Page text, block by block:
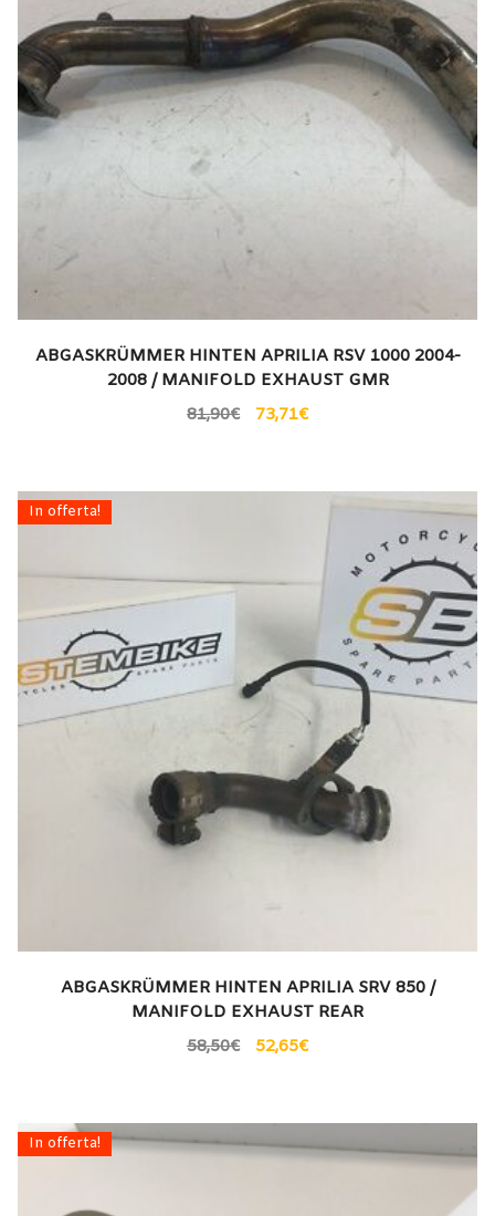
ABGASKRÜMMER HINTEN APRILIA RSV 1000 2004-
2008 / MANIFOLD EXHAUST GMR
81,90€ 73,71€
In offerta!
ABGASKRÜMMER HINTEN APRILIA SRV 850 /
MANIFOLD EXHAUST REAR
58,50€ 52,65€
In offerta!